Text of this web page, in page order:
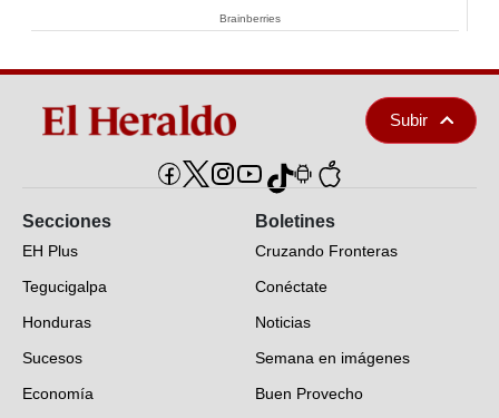
Brainberries
Subir
Secciones
EH Plus
Tegucigalpa
Honduras
Sucesos
Economía
Boletines
Cruzando Fronteras
Conéctate
Noticias
Semana en imágenes
Buen Provecho